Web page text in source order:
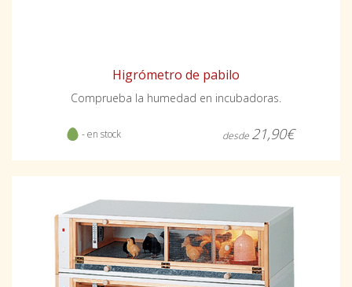
Higrómetro de pabilo
Comprueba la humedad en incubadoras.
- en stock desde 21,90€